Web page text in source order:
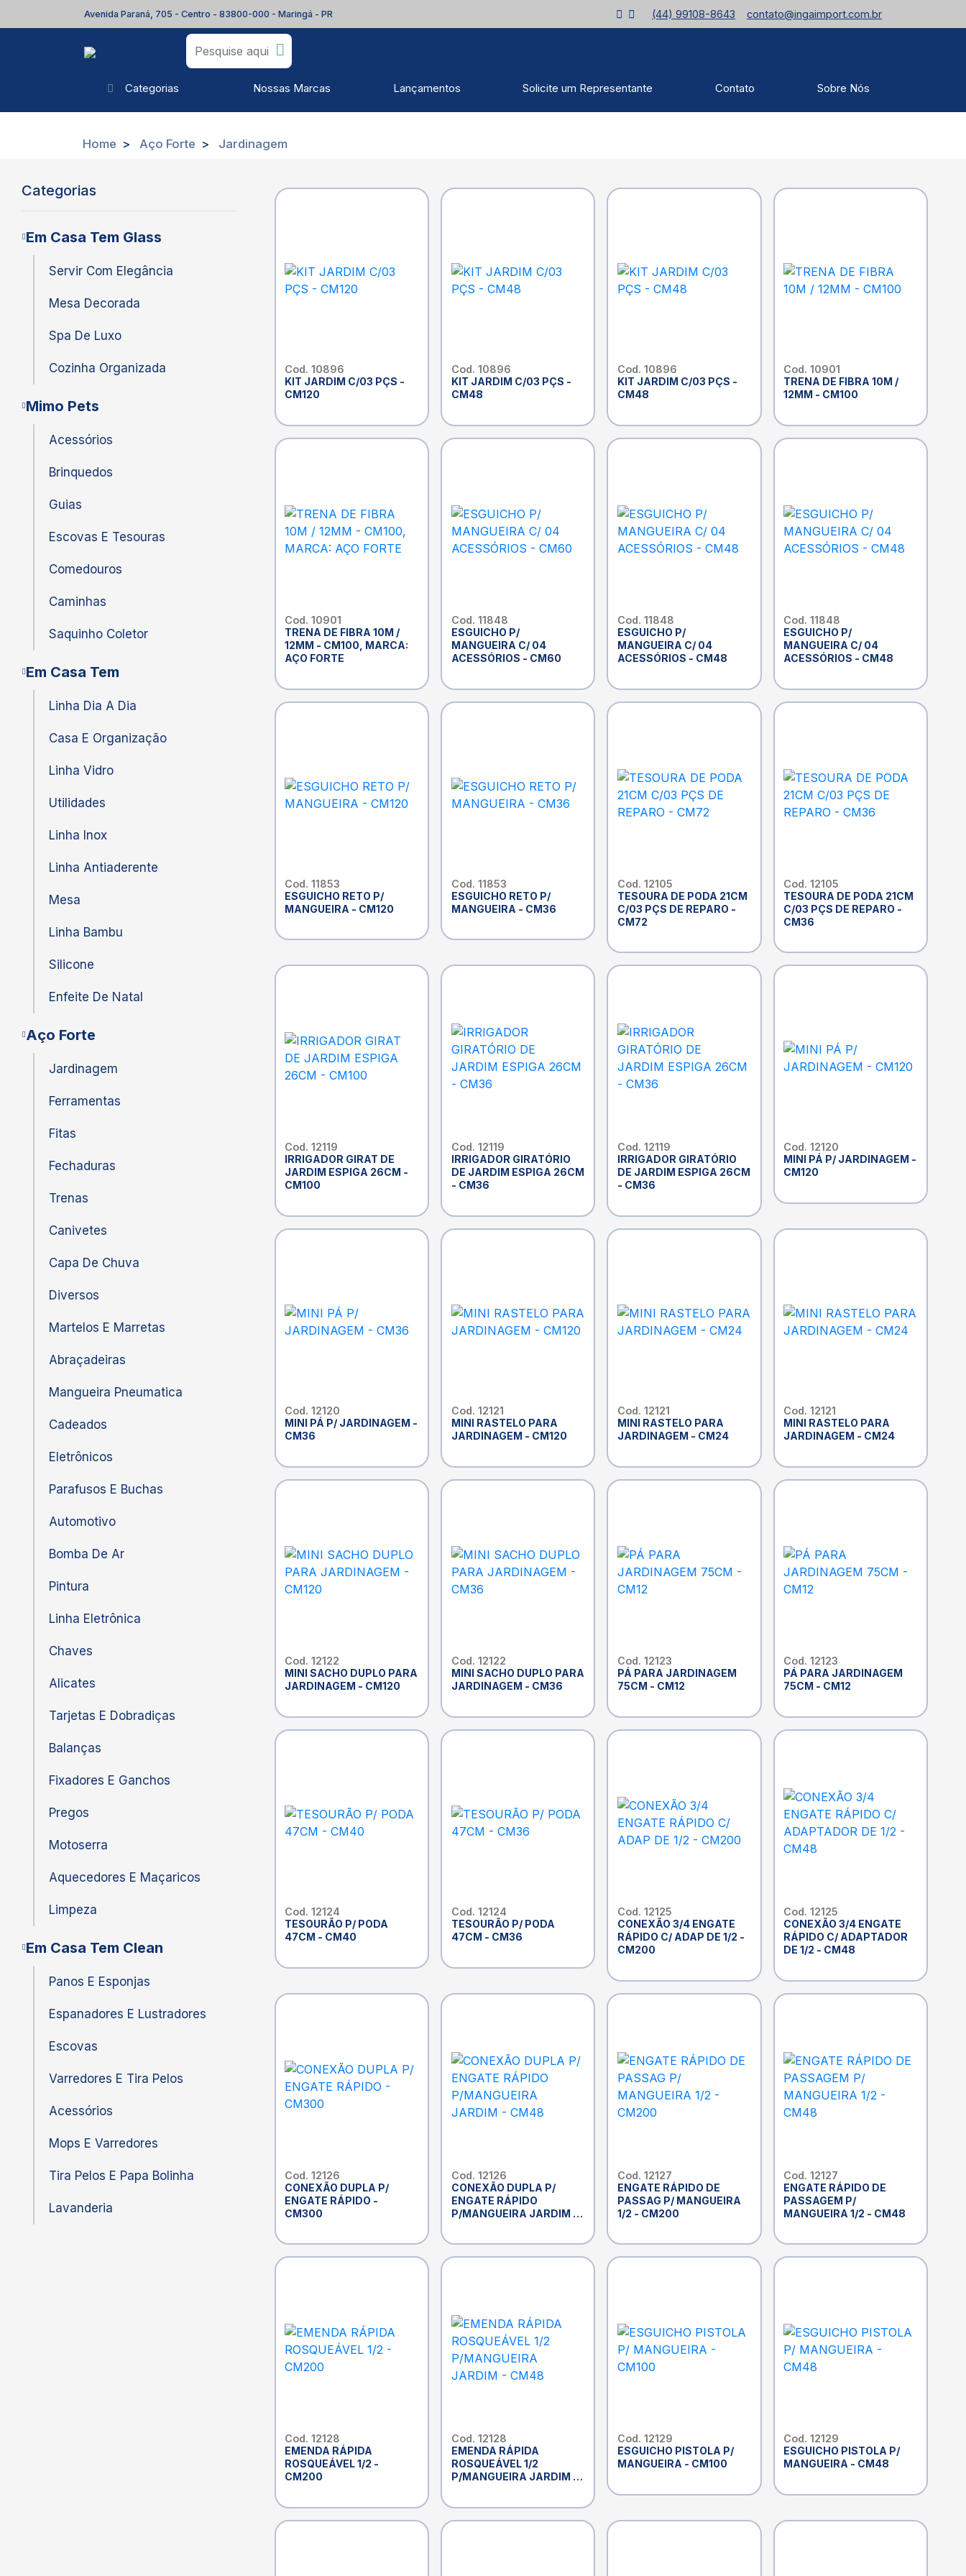
Avenida Paraná, 705 - Centro - 83800-000 - Maringá - PR (44) 99108-8643 contato@ingaimport.com.br
Categorias Nossas Marcas Lançamentos Solicite um Representante Contato Sobre Nós
Home Aço Forte Jardinagem
Categorias
Em Casa Tem Glass
Servir Com Elegância
Mesa Decorada
Spa De Luxo
Cozinha Organizada
Mimo Pets
Acessórios
Brinquedos
Guias
Escovas E Tesouras
Comedouros
Caminhas
Saquinho Coletor
Em Casa Tem
Linha Dia A Dia
Casa E Organização
Linha Vidro
Utilidades
Linha Inox
Linha Antiaderente
Mesa
Linha Bambu
Silicone
Enfeite De Natal
Aço Forte
Jardinagem
Ferramentas
Fitas
Fechaduras
Trenas
Canivetes
Capa De Chuva
Diversos
Martelos E Marretas
Abraçadeiras
Mangueira Pneumatica
Cadeados
Eletrônicos
Parafusos E Buchas
Automotivo
Bomba De Ar
Pintura
Linha Eletrônica
Chaves
Alicates
Tarjetas E Dobradiças
Balanças
Fixadores E Ganchos
Pregos
Motoserra
Aquecedores E Maçaricos
Limpeza
Em Casa Tem Clean
Panos E Esponjas
Espanadores E Lustradores
Escovas
Varredores E Tira Pelos
Acessórios
Mops E Varredores
Tira Pelos E Papa Bolinha
Lavanderia
Cod. 10896
KIT JARDIM C/03 PÇS -
CM120
Cod. 10896
KIT JARDIM C/03 PÇS -
CM48
Cod. 10896
KIT JARDIM C/03 PÇS -
CM48
Cod. 10901
TRENA DE FIBRA 10M /
12MM - CM100
Cod. 10901
TRENA DE FIBRA 10M /
12MM - CM100, MARCA:
AÇO FORTE
Cod. 11848
ESGUICHO P/
MANGUEIRA C/ 04
ACESSÓRIOS - CM60
Cod. 11848
ESGUICHO P/
MANGUEIRA C/ 04
ACESSÓRIOS - CM48
Cod. 11848
ESGUICHO P/
MANGUEIRA C/ 04
ACESSÓRIOS - CM48
Cod. 11853
ESGUICHO RETO P/
MANGUEIRA - CM120
Cod. 11853
ESGUICHO RETO P/
MANGUEIRA - CM36
Cod. 12105
TESOURA DE PODA 21CM
C/03 PÇS DE REPARO -
CM72
Cod. 12105
TESOURA DE PODA 21CM
C/03 PÇS DE REPARO -
CM36
Cod. 12119
IRRIGADOR GIRAT DE
JARDIM ESPIGA 26CM -
CM100
Cod. 12119
IRRIGADOR GIRATÓRIO
DE JARDIM ESPIGA 26CM
- CM36
Cod. 12119
IRRIGADOR GIRATÓRIO
DE JARDIM ESPIGA 26CM
- CM36
Cod. 12120
MINI PÁ P/ JARDINAGEM -
CM120
Cod. 12120
MINI PÁ P/ JARDINAGEM -
CM36
Cod. 12121
MINI RASTELO PARA
JARDINAGEM - CM120
Cod. 12121
MINI RASTELO PARA
JARDINAGEM - CM24
Cod. 12121
MINI RASTELO PARA
JARDINAGEM - CM24
Cod. 12122
MINI SACHO DUPLO PARA
JARDINAGEM - CM120
Cod. 12122
MINI SACHO DUPLO PARA
JARDINAGEM - CM36
Cod. 12123
PÁ PARA JARDINAGEM
75CM - CM12
Cod. 12123
PÁ PARA JARDINAGEM
75CM - CM12
Cod. 12124
TESOURÃO P/ PODA
47CM - CM40
Cod. 12124
TESOURÃO P/ PODA
47CM - CM36
Cod. 12125
CONEXÃO 3/4 ENGATE
RÁPIDO C/ ADAP DE 1/2 -
CM200
Cod. 12125
CONEXÃO 3/4 ENGATE
RÁPIDO C/ ADAPTADOR
DE 1/2 - CM48
Cod. 12126
CONEXÃO DUPLA P/
ENGATE RÁPIDO -
CM300
Cod. 12126
CONEXÃO DUPLA P/
ENGATE RÁPIDO
P/MANGUEIRA JARDIM -
Cod. 12127
ENGATE RÁPIDO DE
PASSAG P/ MANGUEIRA
1/2 - CM200
Cod. 12127
ENGATE RÁPIDO DE
PASSAGEM P/
MANGUEIRA 1/2 - CM48
Cod. 12128
EMENDA RÁPIDA
ROSQUEÁVEL 1/2 -
CM200
Cod. 12128
EMENDA RÁPIDA
ROSQUEÁVEL 1/2
P/MANGUEIRA JARDIM -
Cod. 12129
ESGUICHO PISTOLA P/
MANGUEIRA - CM100
Cod. 12129
ESGUICHO PISTOLA P/
MANGUEIRA - CM48